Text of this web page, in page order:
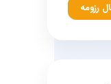
رزومه